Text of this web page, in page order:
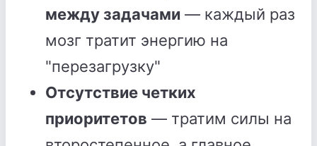
между задачами — каждый раз
мозг тратит энергию на
"перезагрузку"
Отсутствие четких
приоритетов — тратим силы на